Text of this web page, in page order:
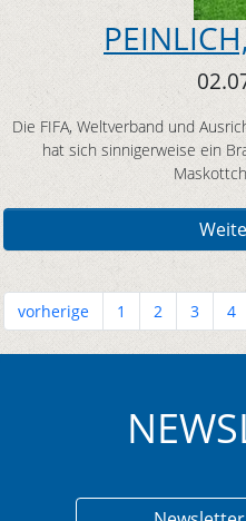
Die FIFA, Weltverband und
hat sich sinnigerweise ein
vorherige 1 2 3 4